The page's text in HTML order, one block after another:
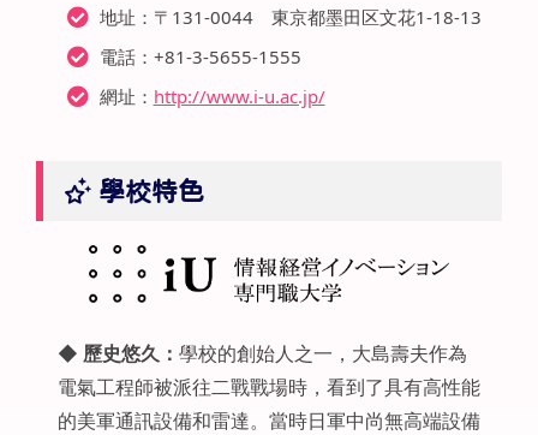
地址：〒131-0044 東京都墨田区文花1-18-13
電話：+81-3-5655-1555
網址： http://www.i-u.ac.jp/
學校特色
◆ 歷史悠久： 學校的創始人之一，大島壽夫作為
電氣工程師被派往二戰戰場時，看到了具有高性能
的美軍通訊設備和雷達。當時日軍中尚無高端設備